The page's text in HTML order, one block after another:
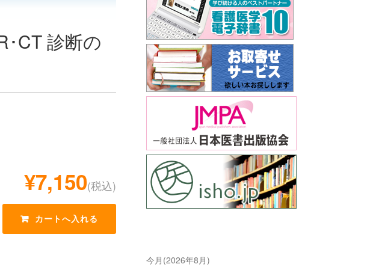
CT 診断の
¥7,150(税込)
今月(2026年8月)